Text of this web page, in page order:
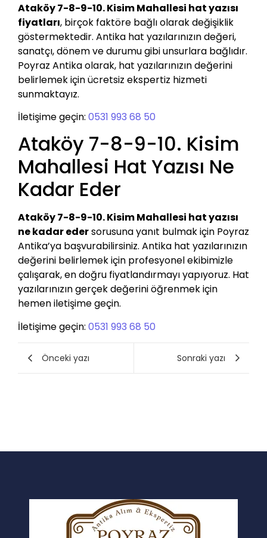
Ataköy 7-8-9-10. Kisim Mahallesi hat yazısı
fiyatları, birçok faktöre bağlı olarak değişiklik
göstermektedir. Antika hat yazılarınızın değeri,
sanatçı, dönem ve durumu gibi unsurlara bağlıdır.
Poyraz Antika olarak, hat yazılarınızın değerini
belirlemek için ücretsiz ekspertiz hizmeti
sunmaktayız.
İletişime geçin: 0531 993 68 50
Ataköy 7-8-9-10. Kisim
Mahallesi Hat Yazısı Ne
Kadar Eder
Ataköy 7-8-9-10. Kisim Mahallesi hat yazısı
ne kadar edersorusuna yanıt bulmak için Poyraz
Antika’ya başvurabilirsiniz. Antika hat yazılarınızın
değerini belirlemek için profesyonel ekibimizle
çalışarak, en doğru fiyatlandırmayı yapıyoruz. Hat
yazılarınızın gerçek değerini öğrenmek için
hemen iletişime geçin.
İletişime geçin: 0531 993 68 50
Önceki yazı Sonraki yazı